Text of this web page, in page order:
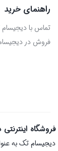
راهنمای خرید
تماس با
فروش در
فروشگاه